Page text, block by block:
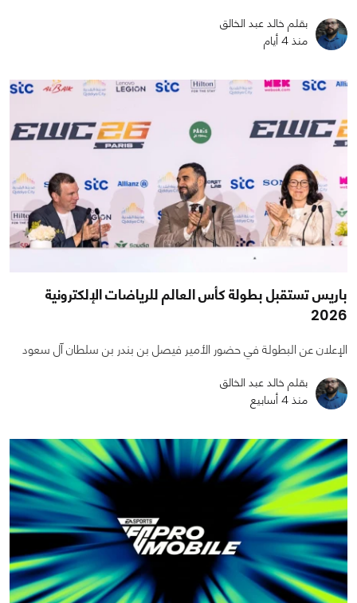
بقلم خالد عبد الخالق
منذ 4 أيام
باريس تستقبل بطولة كأس العالم للرياضات الإلكترونية
2026
الإعلان عن البطولة في حضور الأمير فيصل بن بندر بن سلطان آل سعود
بقلم خالد عبد الخالق
منذ 4 أسابيع